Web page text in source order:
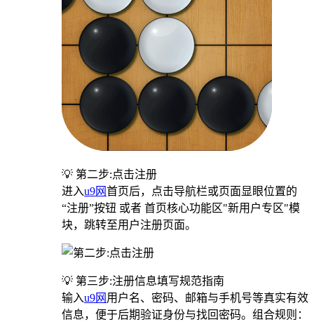
💡 第二步:点击注册
进入u9网首页后，点击导航栏或页面显眼位置的
“注册”按钮 或者 首页核心功能区"新用户专区"模
块，跳转至用户注册页面。
💡 第三步:注册信息填写规范指南
输入u9网 用户名、密码、邮箱与手机号等真实有效
信息，便于后期验证身份与找回密码。组合规则：